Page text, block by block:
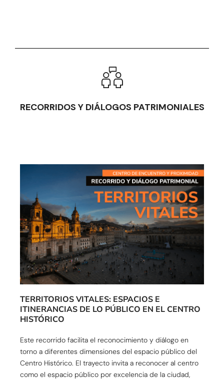
RECORRIDOS Y DIÁLOGOS PATRIMONIALES
TERRITORIOS VITALES: ESPACIOS E
ITINERANCIAS DE LO PÚBLICO EN EL CENTRO
HISTÓRICO
Este recorrido facilita el reconocimiento y diálogo en
torno a diferentes dimensiones del espacio público del
Centro Histórico. El trayecto invita a reconocer al centro
como el espacio público por excelencia de la ciudad,